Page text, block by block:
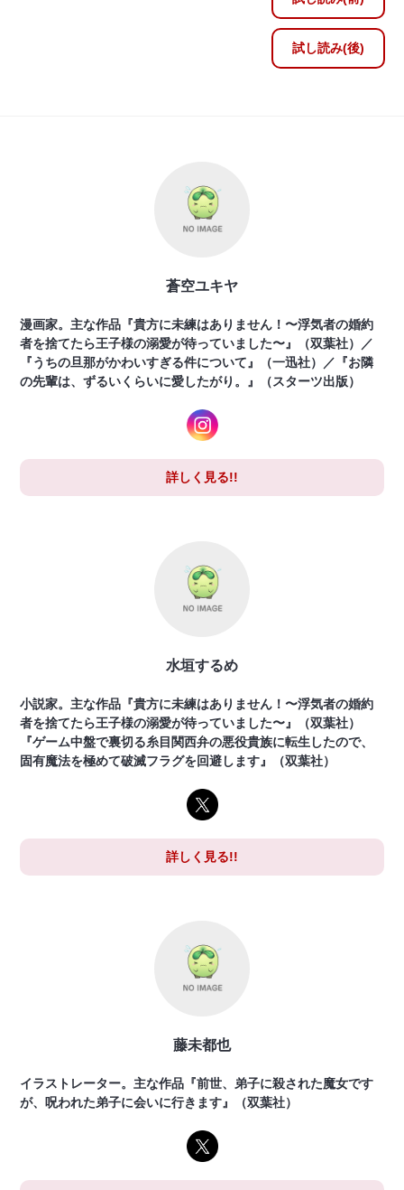
試し読み(後)
蒼空ユキヤ
漫画家。主な作品『貴方に未練はありません！〜浮気者の婚約
者を捨てたら王子様の溺愛が待っていました〜』（双葉社）／
『うちの旦那がかわいすぎる件について』（一迅社）／『お隣
の先輩は、ずるいくらいに愛したがり。』（スターツ出版）
詳しく見る!!
水垣するめ
小説家。主な作品『貴方に未練はありません！〜浮気者の婚約
者を捨てたら王子様の溺愛が待っていました〜』（双葉社）
『ゲーム中盤で裏切る糸目関西弁の悪役貴族に転生したので、
固有魔法を極めて破滅フラグを回避します』（双葉社）
詳しく見る!!
藤未都也
イラストレーター。主な作品『前世、弟子に殺された魔女です
が、呪われた弟子に会いに行きます』（双葉社）